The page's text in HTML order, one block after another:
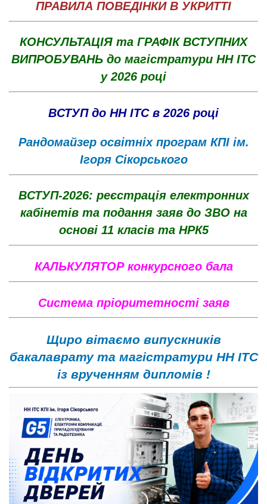
ПРАВИЛА ПОВЕДІНКИ В УКРИТТІ
КОНСУЛЬТАЦІЯ та ГРАФІК ВСТУПНИХ
ВИПРОБУВАНЬ до магістратури НН ІТС
у 2026 році
ВСТУП до НН ІТС в 2026 році
Рандомайзер освітніх програм КПІ ім.
Ігоря Сікорського
ВСТУП-2026: реєстрація електронних
кабінетів та подання заяв до ЗВО на
основі 11 класів та НРК5
КАЛЬКУЛЯТОР конкурсного бала
Система пріоритетності заяв
Щиро вітаємо випускників
бакалаврату та магістратури НН ІТС
із врученням дипломів !